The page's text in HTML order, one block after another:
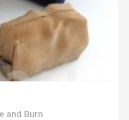
and Burn